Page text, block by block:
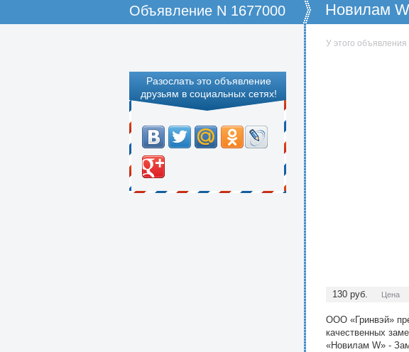
Объявление N 1677000 Новилам
Разослать это объявление
друзьям в социальных сетях!
У этого
130 руб. Цена
ООО «Гринвэй»
качественных
«Новилам W» -